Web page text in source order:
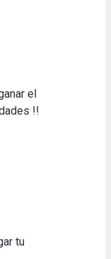
el
!!
tu